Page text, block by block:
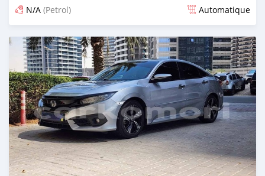
N/A (Petrol) Automatique
Publié il y a plus d'un an